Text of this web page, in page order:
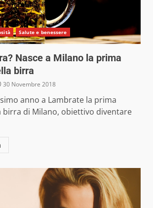
Salute e benessere
Nasce a Milano la prima
birra
30 Novembre 2018
anno a Lambrate la prima
birra di Milano, obiettivo diventare